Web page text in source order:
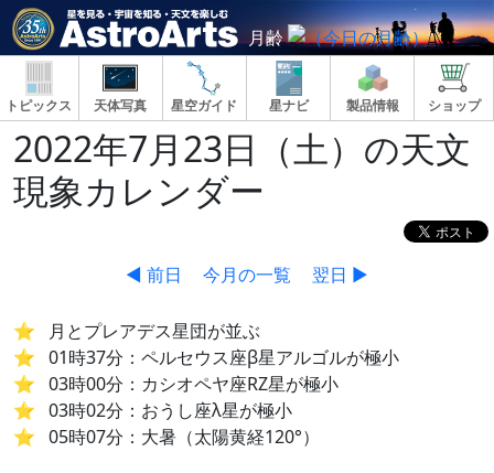
月齢
トピックス 天体写真 星空ガイド 星ナビ 製品情報 ショップ
2022年7月23日（土）の天文
現象カレンダー
◀ 前日 今月の一覧 翌日 ▶
月とプレアデス星団が並ぶ
01時37分：ペルセウス座β星アルゴルが極小
03時00分：カシオペヤ座RZ星が極小
03時02分：おうし座λ星が極小
05時07分：大暑（太陽黄経120°）